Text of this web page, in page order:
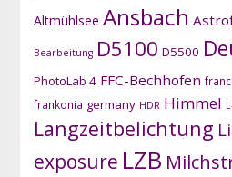
Altmühlsee Ansbach
Bearbeitung D5100 D5500
PhotoLab 4 FFC-Bechhofen
frankonia germany HDR Himmel
Langzeitbelichtung
exposure LZB